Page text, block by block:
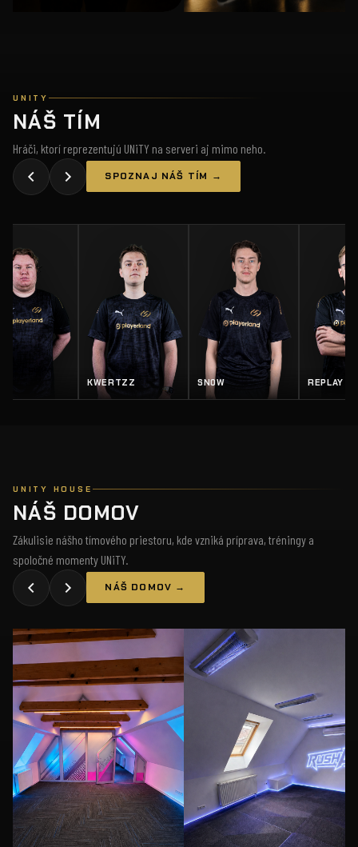
UNITY
NÁŠ TÍM
Hráči, ktorí reprezentujú UNiTY na serveri aj mimo neho.
SPOZNAJ NÁŠ TÍM →
SN0W REPLAY
UNITY HOUSE
NÁŠ DOMOV
Zákulisie nášho tímového priestoru, kde vzniká príprava, tréningy a
spoločné momenty UNiTY.
NÁŠ DOMOV →